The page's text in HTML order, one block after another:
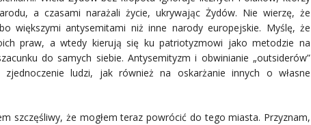
a czasami narażali życie, ukrywając Żydów. Nie wierzę, że
większymi antysemitami niż inne narody europejskie. Myślę, że
praw, a wtedy kierują się ku patriotyzmowi jako metodzie na
do samych siebie. Antysemityzm i obwinianie „outsiderów”
ludzi, jak również na oskarżanie innych o własne
szczęśliwy, że mogłem teraz powrócić do tego miasta. Przyznam,